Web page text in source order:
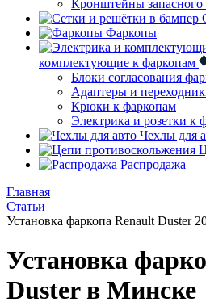
Кронштейны запасного
Фаркопы
комплектующие к фаркопам
Блоки согласования
Адаптеры и
Крюки к фаркопам
Электрика и розетки к
Чехлы для
Распродажа
Главная
Статьи
Установка фаркопа Renault Duster
Установка
Duster в Минске